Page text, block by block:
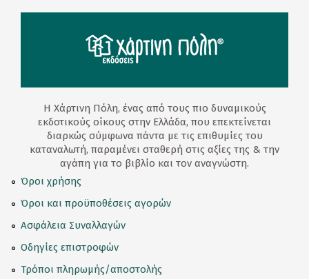
Η Χάρτινη Πόλη, ένας από τους πιο δυναμικούς
εκδοτικούς οίκους στην Ελλάδα, που επεκτείνεται
διαρκώς σύμφωνα πάντα με τις επιθυμίες του
καταναλωτή, παραμένει σταθερή στις αξίες της & την
αγάπη για το βιβλίο και τον αναγνώστη.
Όροι χρήσης
Όροι και προϋποθέσεις αγορών
Ασφάλεια Συναλλαγών
Οδηγίες επιστροφών
Τρόποι πληρωμής/αποστολής